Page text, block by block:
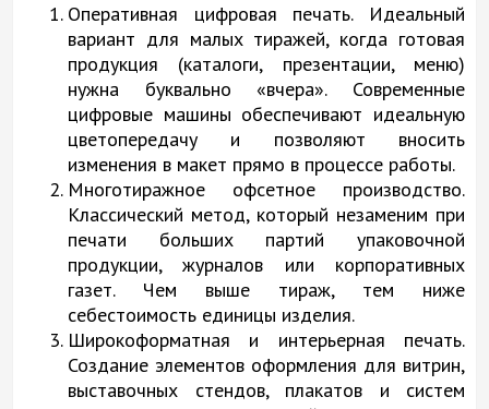
Оперативная цифровая печать. Идеальный
вариант для малых тиражей, когда готовая
продукция (каталоги, презентации, меню)
нужна буквально «вчера». Современные
цифровые машины обеспечивают идеальную
цветопередачу и позволяют вносить
изменения в макет прямо в процессе работы.
Многотиражное офсетное производство.
Классический метод, который незаменим при
печати больших партий упаковочной
продукции, журналов или корпоративных
газет. Чем выше тираж, тем ниже
себестоимость единицы изделия.
Широкоформатная и интерьерная печать.
Создание элементов оформления для витрин,
выставочных стендов, плакатов и систем